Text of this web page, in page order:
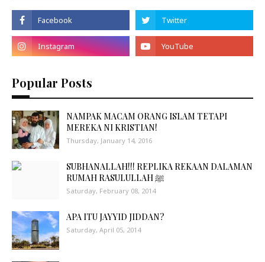
Popular Posts
NAMPAK MACAM ORANG ISLAM TETAPI
MEREKA NI KRISTIAN!
Thursday, January 14, 2016
SUBHANALLAH!!! REPLIKA REKAAN DALAMAN
RUMAH RASULULLAH ﷺ
Saturday, February 08, 2014
APA ITU JAYYID JIDDAN?
Saturday, April 05, 2014